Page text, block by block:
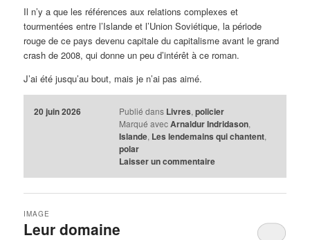
Il n’y a que les références aux relations complexes et
tourmentées entre l’Islande et l’Union Soviétique, la période
rouge de ce pays devenu capitale du capitalisme avant le grand
crash de 2008, qui donne un peu d’intérêt à ce roman.
J’ai été jusqu’au bout, mais je n’ai pas aimé.
20 juin 2026 Publié dans Livres,policier
Marqué avec Arnaldur Indridason,
Islande, Les lendemains qui chantent,
polar
Laisser un commentaire
Leur domaine
IMAGE